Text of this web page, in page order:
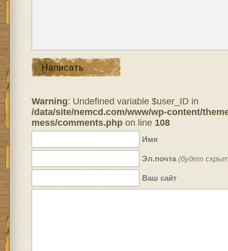
Написать
Warning: Undefined variable $user_ID in
/data/site/nemcd.com/www/wp-content/
mess/comments.phpon line 108
Имя
Эл.почта (будет
Ваш сайт